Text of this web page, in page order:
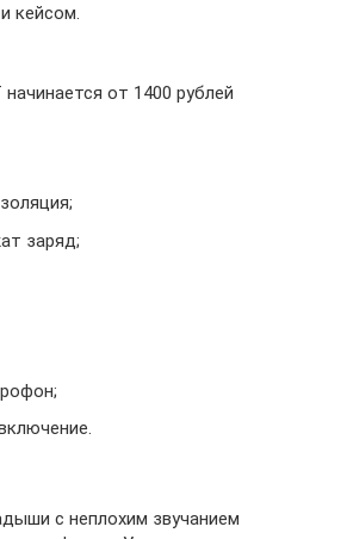
кейсом.
от 1400 рублей
заряд;
с неплохим звучанием